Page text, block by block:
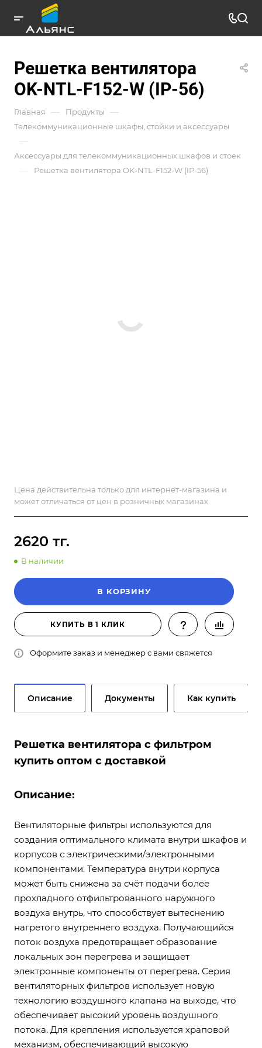
Решетка вентилятора
OK-NTL-F152-W (IP-56)
Главная — Продукты —
Телекоммуникационные шкафы, стойки и аксессуары
—
Аксессуары для телекоммуникационных шкафов и стоек
— Решетка вентилятора OK-NTL-F152-W (IP-56)
Цена действительна только для интернет-магазина и
может отличаться от цен в розничных магазинах
2620 тг.
В наличии
В КОРЗИНУ
КУПИТЬ В 1 КЛИК
Оформите заказ и менеджер с вами свяжется
Описание Документы Как купить
Решетка вентилятора с фильтром
купить оптом с доставкой
Описание:
Вентиляторные фильтры используются для
создания оптимального климата внутри шкафов и
корпусов с электрическими/электронными
компонентами. Температура внутри корпуса
может быть снижена за счёт подачи более
прохладного отфильтрованного наружного
воздуха внутрь, что способствует вытеснению
нагретого внутреннего воздуха. Получающийся
поток воздуха предотвращает образование
локальных зон перегрева и защищает
электронные компоненты от перегрева. Серия
вентиляторных фильтров использует новую
технологию воздушного клапана на выходе, что
обеспечивает высокий уровень воздушного
потока. Для крепления используется храповой
механизм, обеспечивающий высокую